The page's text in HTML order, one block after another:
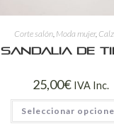
Corte salón Moda mujer,
Sandalia de
25,00€ IVA Inc.
Seleccionar